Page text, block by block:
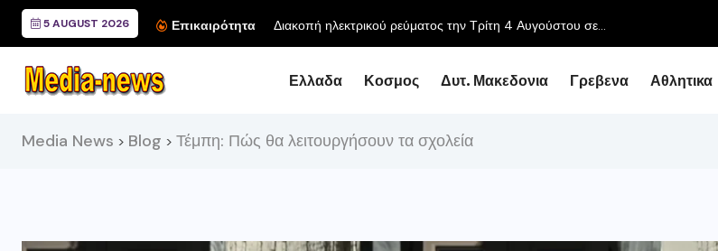
5 AUGUST 2026 Επικαιρότητα
Ελλαδα Κοσμος Δυτ. Μακεδονια Γρεβενα Αθλητικα
Media News > Blog > Τέμπη: Πώς θα λειτουργήσουν τα σχολεία